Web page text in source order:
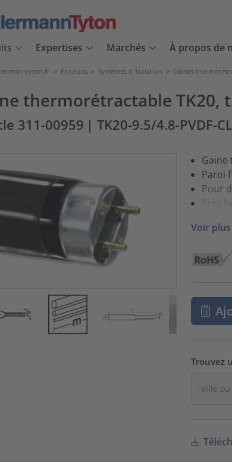
Expertises Marchés À propos de
> Produits > Systèmes d 'isolation > Gaines
thermorétractable
311-00959 | TK20-9.5/4.8-PVDF-CL
Gaine
Paroi
Pour
Très
Voir plus
Trouvez